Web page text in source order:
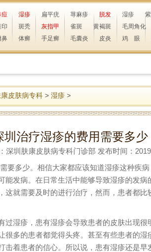
痘 湿疹 扁平疣 荨麻疹 脱发 湿疹
印 斑秃 灰指甲 雀斑 黄褐斑 毛周角化
鼻 体癣 手足癣 毛囊炎 皮炎 鸡 眼
皮肤病专科 > 湿疹 >
圳治疗湿疹的费用需要多少
深圳肤康皮肤病专科门诊部 发布时间：
多少。相信大家都应该知道湿疹这种疾病
能发病。在日常生活中能够导致湿疹的发病
这就需要及时的进行治疗，然而，患者都比
湿疹，患有湿疹会导致患者的皮肤出现很
很多的患者都觉得头疼。甚至有些患者的湿
击着患者的信心。所以说，患有湿疹还是早